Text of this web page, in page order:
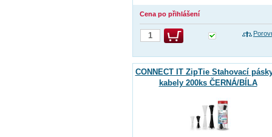
Cena po přihlášení
CONNECT IT ZipTie Stahovací
kabely 200ks ČERNÁ/BÍLA